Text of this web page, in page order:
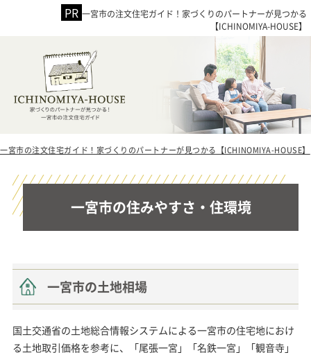
一宮市の注文住宅ガイド！家づくりのパートナーが見つかる
【ICHINOMIYA-HOUSE】
一宮市の注文住宅ガイド！家づくりのパートナーが見つかる【ICHINOMIYA-HOUSE】
一宮市の住みやすさ・住環境
一宮市の土地相場
国土交通省の土地総合情報システムによる一宮市の住宅地におけ
る土地取引価格を参考に、「尾張一宮」「名鉄一宮」「観音寺」